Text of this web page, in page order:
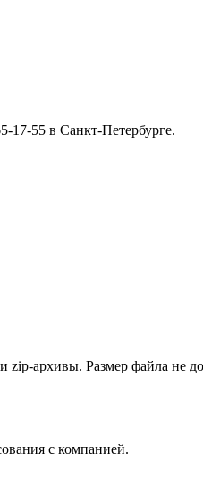
17-55 в Санкт-Петербурге.
zip-архивы. Размер файла не
с компанией.